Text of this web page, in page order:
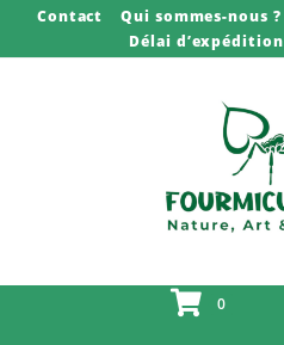
Contact Qui sommes-nous ?
Délai d’expédition
0